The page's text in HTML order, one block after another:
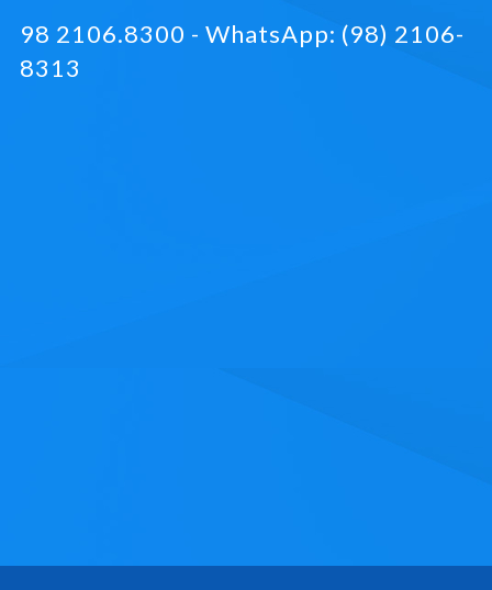
98 2106.8300 - WhatsApp: (98) 2106-
8313